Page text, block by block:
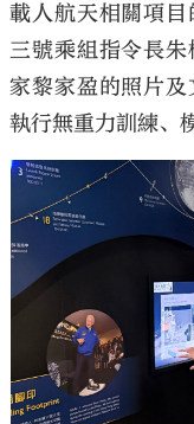
載人航天相關項
三號乘組指令長
家黎家盈的照片
執行無重力訓練、